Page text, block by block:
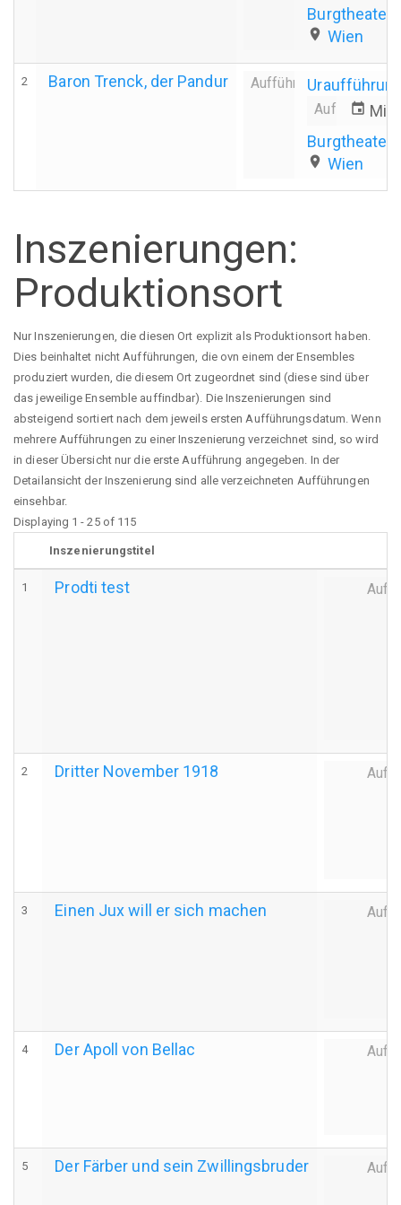
Burgtheater
place Wien
2 Baron Trenck, der Pandur Aufführung
event Mi.,
Burgtheater
place Wien
Inszenierungen:
Produktionsort
Nur Inszenierungen, die diesen Ort explizit als Produktionsort haben.
Dies beinhaltet nicht Aufführungen, die ovn einem der Ensembles
produziert wurden, die diesem Ort zugeordnet sind (diese sind über
das jeweilige Ensemble auffindbar). Die Inszenierungen sind
absteigend sortiert nach dem jeweils ersten Aufführungsdatum. Wenn
mehrere Aufführungen zu einer Inszenierung verzeichnet sind, so wird
in dieser Übersicht nur die erste Aufführung angegeben. In der
Detailansicht der Inszenierung sind alle verzeichneten Aufführungen
einsehbar.
Displaying 1 - 25 of 115
Inszenierungstitel
1 Prodti test
2 Dritter November 1918
3 Einen Jux will er sich machen
4 Der Apoll von Bellac
5 Der Färber und sein Zwillingsbruder